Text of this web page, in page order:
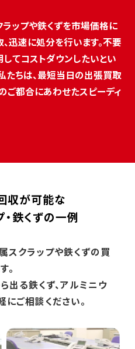
ラップや鉄くずを市場価格に
迅速に処分を行います。不要
てコストダウンしたいとい
たちは、最短当日の出張買取
ご都合にあわせたスピーディ
収が可能な
鉄くずの一例
スクラップや鉄くずの買
。
出る鉄くず、アルミニウ
にご相談ください。